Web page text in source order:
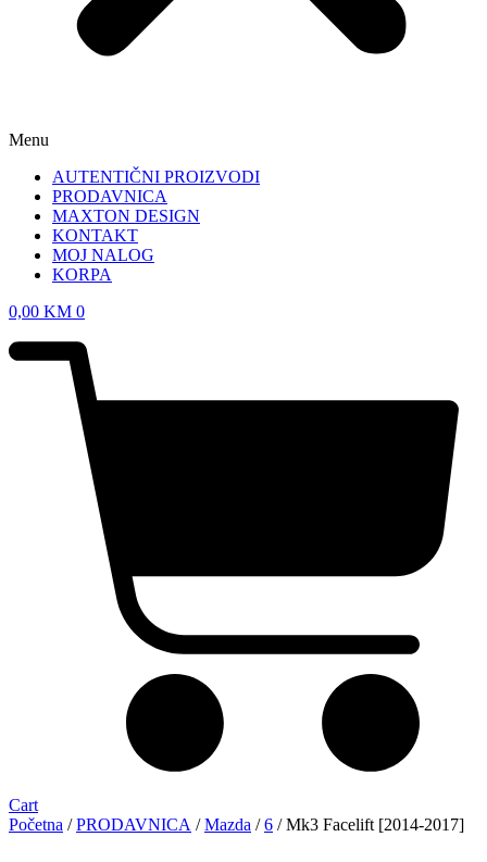
Menu
AUTENTIČNI PROIZVODI
PRODAVNICA
MAXTON DESIGN
KONTAKT
MOJ NALOG
KORPA
0,00 KM 0
Cart
Početna /PRODAVNICA /Mazda /6 / Mk3 Facelift [2014-2017]